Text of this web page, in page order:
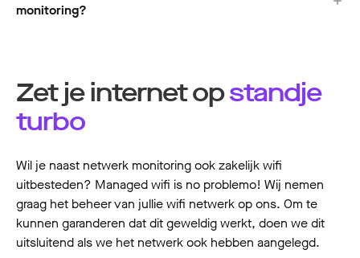
monitoring?
Zet je internet opstandje
turbo
Wil je naast netwerk monitoring ook zakelijk wifi
uitbesteden? Managed wifi is no problemo! Wij nemen
graag het beheer van jullie wifi netwerk op ons. Om te
kunnen garanderen dat dit geweldig werkt, doen we dit
uitsluitend als we het netwerk ook hebben aangelegd.